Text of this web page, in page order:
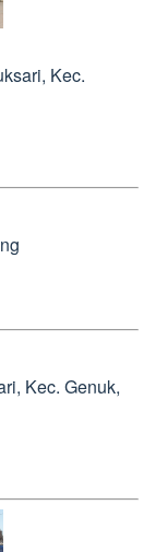
Kec.
Kec. Genuk,